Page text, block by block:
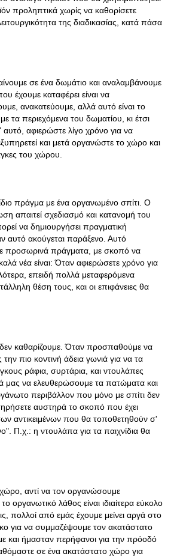
προληπτικά χωρίς να καθορίσετε
της διαδικασίας, κατά πάσα
σε ένα δωμάτιο και αναλαμβάνουμε
έχουμε καταφέρει είναι να
ανακατεύουμε, αλλά αυτό είναι το
τα περιεχόμενα του δωματίου, κι έτσι
αυτό, αφιερώστε λίγο χρόνο για να
και μετά οργανώστε το χώρο και
του χώρου.
πράγμα με ένα οργανωμένο σπίτι. Ο
απαιτεί σχεδιασμό και κατανομή του
να δημιουργήσει πραγματική
αυτό ακούγεται παράξενο. Αυτό
προσωρινά πράγματα, με σκοπό να
νέα είναι: Όταν αφιερώσετε χρόνο για
επειδή πολλά μεταφερόμενα
θέση τους, και οι επιφάνειες θα
καθαρίζουμε. Όταν προσπαθούμε να
πιο κοντινή άδεια γωνιά για να τα
ράφια, συρτάρια, και ντουλάπες
μας να ελευθερώσουμε τα πατώματα και
περιβάλλον που μόνο με σπίτι δεν
αυστηρά το σκοπό που έχει
αντικειμένων που θα τοποθετηθούν σ'
Π.χ.: η ντουλάπα για τα παιχνίδια θα
χώρο, αντί να τον οργανώσουμε
οργανωτικό λάθος είναι ιδιαίτερα εύκολο
πολλοί από εμάς έχουμε μείνει αργά στο
για να συμμαζέψουμε τον ακατάστατο
και ήμασταν περήφανοι για την πρόοδό
σε ένα ακατάστατο χώρο για